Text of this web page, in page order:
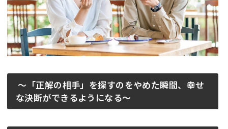
～「正解の相手」を探すのをやめた瞬間、幸せ
な決断ができるようになる～